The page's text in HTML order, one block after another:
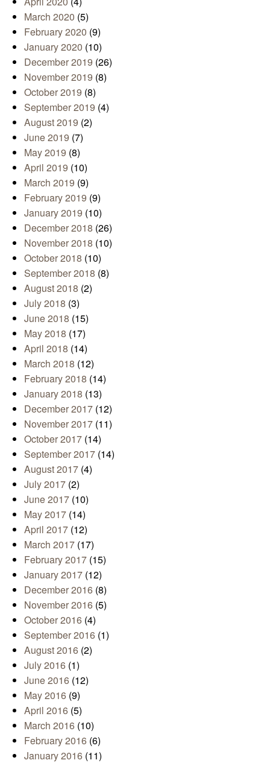
March 2020 (5)
February 2020 (9)
January 2020 (10)
December 2019 (26)
November 2019 (8)
October 2019 (8)
September 2019 (4)
August 2019 (2)
June 2019 (7)
May 2019 (8)
April 2019 (10)
March 2019 (9)
February 2019 (9)
January 2019 (10)
December 2018 (26)
November 2018 (10)
October 2018 (10)
September 2018 (8)
August 2018 (2)
July 2018 (3)
June 2018 (15)
May 2018 (17)
April 2018 (14)
March 2018 (12)
February 2018 (14)
January 2018 (13)
December 2017 (12)
November 2017 (11)
October 2017 (14)
September 2017 (14)
August 2017 (4)
July 2017 (2)
June 2017 (10)
May 2017 (14)
April 2017 (12)
March 2017 (17)
February 2017 (15)
January 2017 (12)
December 2016 (8)
November 2016 (5)
October 2016 (4)
September 2016 (1)
August 2016 (2)
July 2016 (1)
June 2016 (12)
May 2016 (9)
April 2016 (5)
March 2016 (10)
February 2016 (6)
January 2016 (11)